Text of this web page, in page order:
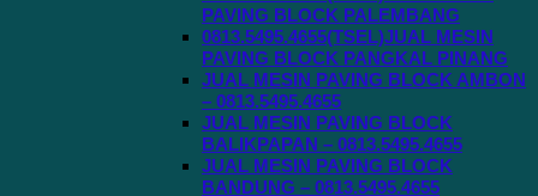
PAVING BLOCK PALEMBANG
0813.5495.4655(TSEL)JUAL MESIN
PAVING BLOCK PANGKAL PINANG
JUAL MESIN PAVING BLOCK AMBON
– 0813.5495.4655
JUAL MESIN PAVING BLOCK
BALIKPAPAN – 0813.5495.4655
JUAL MESIN PAVING BLOCK
BANDUNG – 0813.5495.4655